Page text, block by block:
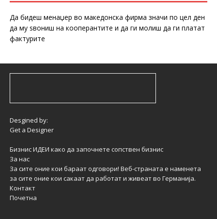
Да бидеш менаџер во македонска фирма значи по цел ден
да му ѕвониш на кооперантите и да ги молиш да ги платат
фактурите
Desgined by:
Get a Designer
Бизнис ИДЕИ како да започнете сопствен бизнис
За нас
За сите оние кои бараат одговори! Веб-страната е наменета
за сите оние кои сакаат да работат и живеат во Германија.
Контакт
Почетна